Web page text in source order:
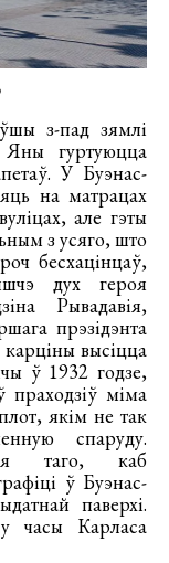
з-пад зямлі
гуртуюцца
У Буэнас-
на матрацах
але гэты
з усяго, што
бесхацінцаў,
дух героя
Рывадавія,
прэзідэнта
высіцца
ў 1932 годзе,
міма
якім не так
спаруду.
таго, каб
ў Буэнас-
паверхі.
часы Карласа